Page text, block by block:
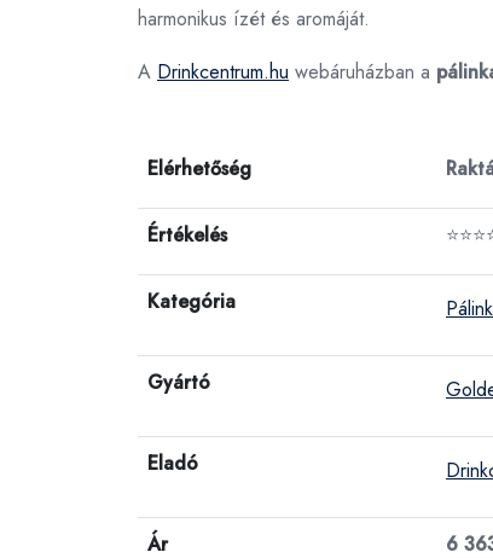
harmonikus ízét és aromáját.
A Drinkcentrum.hu webáruházban a
Elérhetőség
Értékelés
Kategória
Gyártó
Eladó
Ár 6